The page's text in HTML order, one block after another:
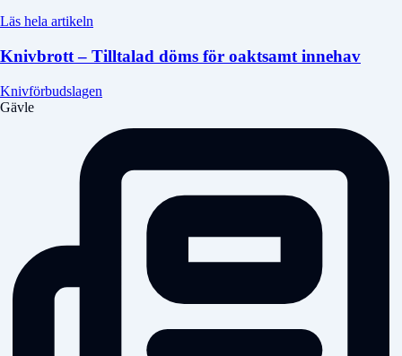
Läs hela artikeln
Knivbrott – Tilltalad döms för oaktsamt innehav
Knivförbudslagen
Gävle